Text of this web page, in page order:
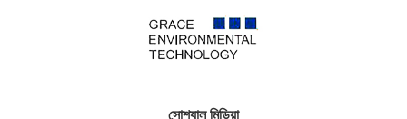
সোশ্যাল মিডিয়া